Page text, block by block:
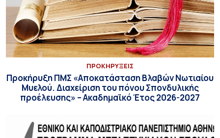
ΠΡΟΚΗΡΥΞΕΙΣ
Προκήρυξη ΠΜΣ «Αποκατάσταση Βλαβών Νωτιαίου
Μυελού. Διαχείριση του πόνου Σπονδυλικής
προέλευσης» – Ακαδημαϊκό Έτος 2026-2027